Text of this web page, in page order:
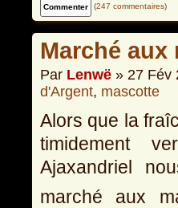
(247 commentaires)
Marché
Par Lenwë » 27 Fév
d'Argent, mascotte
Alors que la
timidement
Ajaxandriel
marché aux